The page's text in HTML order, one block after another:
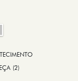
(2)